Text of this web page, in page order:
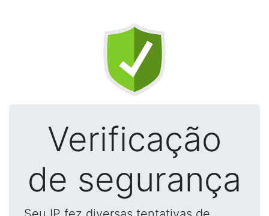
Verificação
de segurança